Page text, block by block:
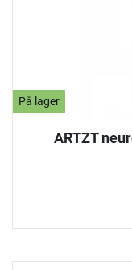
På lager
ARTZT